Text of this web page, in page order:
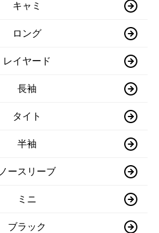
キャミ
ロング
レイヤード
長袖
タイト
半袖
ノースリーブ
ミニ
ブラック